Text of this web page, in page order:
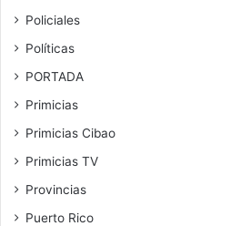
Policiales
Políticas
PORTADA
Primicias
Primicias Cibao
Primicias TV
Provincias
Puerto Rico